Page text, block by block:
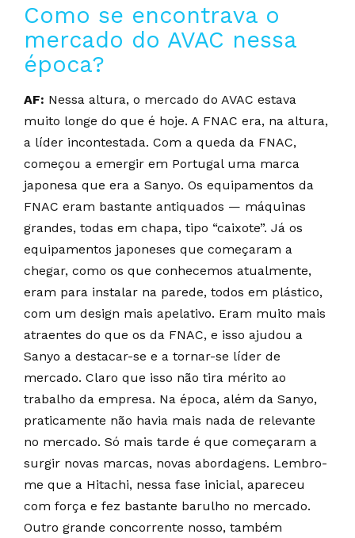
Como se encontrava o
mercado do AVAC nessa
época?
AF: Nessa altura, o mercado do AVAC estava
muito longe do que é hoje. A FNAC era, na altura,
a líder incontestada. Com a queda da FNAC,
começou a emergir em Portugal uma marca
japonesa que era a Sanyo. Os equipamentos da
FNAC eram bastante antiquados — máquinas
grandes, todas em chapa, tipo “caixote”. Já os
equipamentos japoneses que começaram a
chegar, como os que conhecemos atualmente,
eram para instalar na parede, todos em plástico,
com um design mais apelativo. Eram muito mais
atraentes do que os da FNAC, e isso ajudou a
Sanyo a destacar-se e a tornar-se líder de
mercado. Claro que isso não tira mérito ao
trabalho da empresa. Na época, além da Sanyo,
praticamente não havia mais nada de relevante
no mercado. Só mais tarde é que começaram a
surgir novas marcas, novas abordagens. Lembro-
me que a Hitachi, nessa fase inicial, apareceu
com força e fez bastante barulho no mercado.
Outro grande concorrente nosso, também